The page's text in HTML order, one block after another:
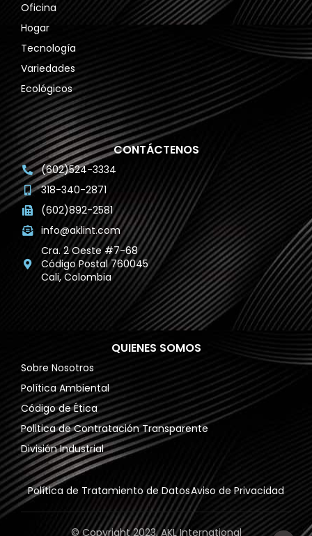
Oficina
Hogar
Tecnología
Variedades
Ecológicos
CONTÁCTENOS
(602)524-3334
318-340-2871
(602)892-2581
info@aklint.com
Cra. 2 Oeste #7-68
Código Postal 760045
Cali, Colombia
QUIENES SOMOS
Sobre Nosotros
Política Ambiental
Código de Ética
Politica de Contratación Transparente
División Industrial
Política de Tratamiento de DatosAviso de Privacidad
© Copyright 2023, AKL International